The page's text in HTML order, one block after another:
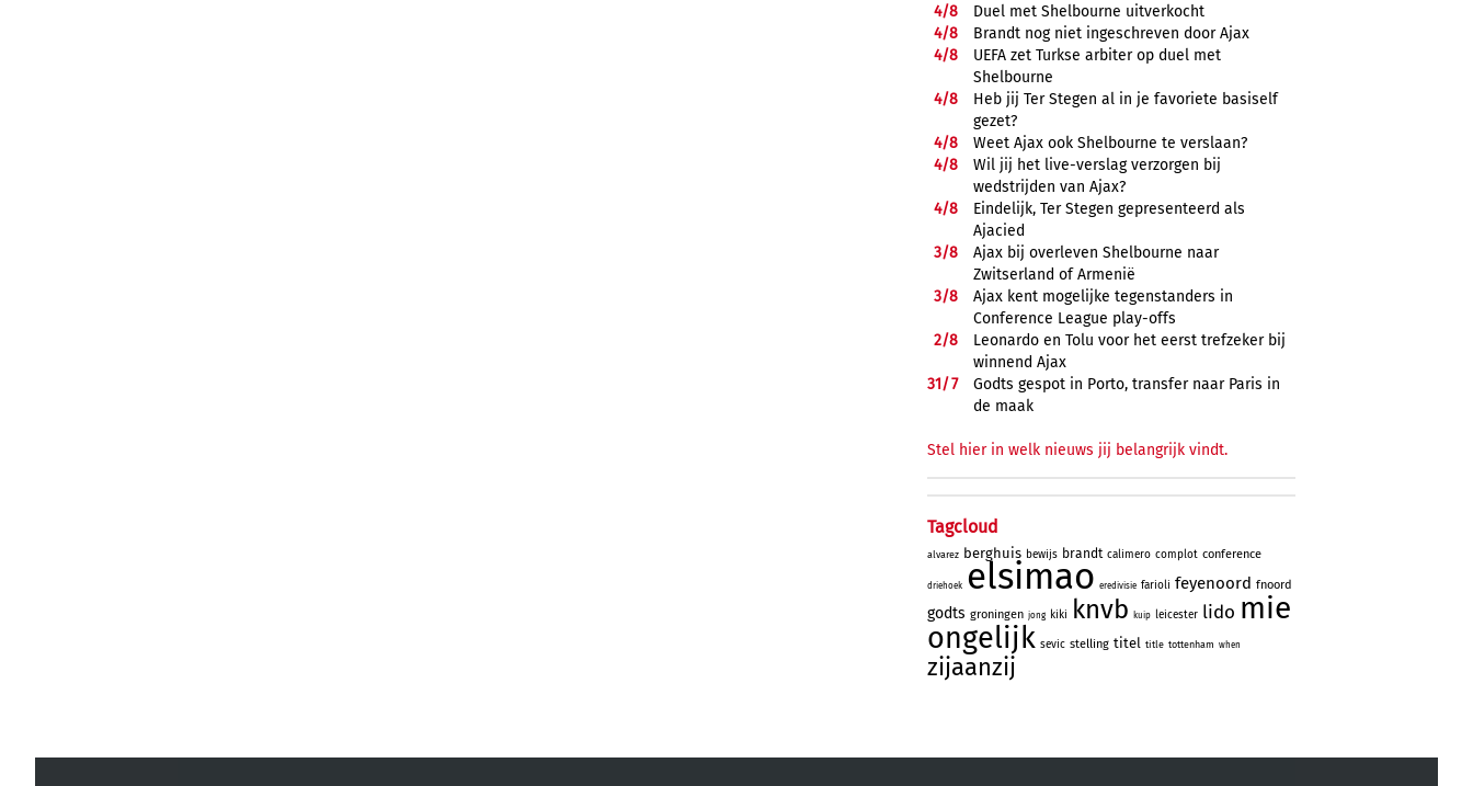
4/8
Duel met Shelbourne uitverkocht
4/8
Brandt nog niet ingeschreven door Ajax
4/8
UEFA zet Turkse arbiter op duel met
Shelbourne
4/8
Heb jij Ter Stegen al in je favoriete basiself
gezet?
4/8
Weet Ajax ook Shelbourne te verslaan?
4/8
Wil jij het live-verslag verzorgen bij
wedstrijden van Ajax?
4/8
Eindelijk, Ter Stegen gepresenteerd als
Ajacied
3/8
Ajax bij overleven Shelbourne naar
Zwitserland of Armenië
3/8
Ajax kent mogelijke tegenstanders in
Conference League play-offs
2/8
Leonardo en Tolu voor het eerst trefzeker bij
winnend Ajax
31/7
Godts gespot in Porto, transfer naar Paris in
de maak
Stel hier in welk nieuws jij belangrijk vindt.
Tagcloud
alvarez berghuis bewijs brandt calimero complot conference
driehoek elsimao eredivisie farioli feyenoord fnoord
godts groningen jong kiki knvb kuip leicester lido mie
ongelijk sevic stelling titel title tottenham when
zijaanzij